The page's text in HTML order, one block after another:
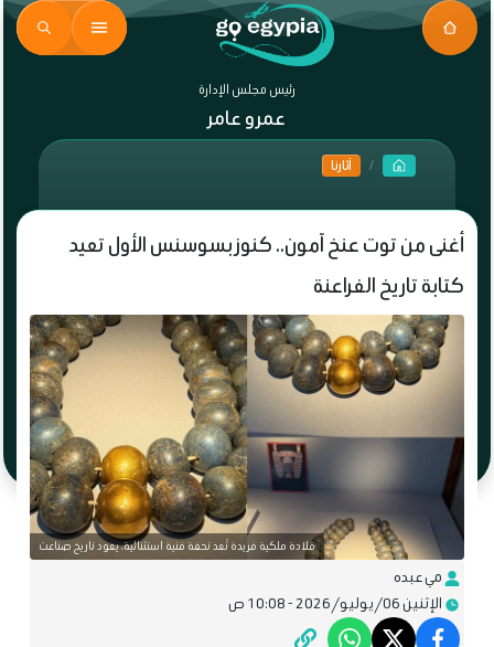
رئيس مجلس الإدارة
عمرو عامر
آثارنا
أغنى من توت عنخ آمون.. كنوز بسوسنس الأول تعيد
كتابة تاريخ الفراعنة
قلادة ملكية فريدة تُعد تحفة فنية استثنائية، يعود تاريخ صناعت
مي عبده
الإثنين 06/يوليو/2026 - 10:08 ص